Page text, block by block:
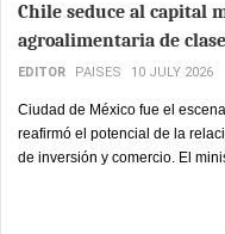
Chile seduce al capital
agroalimentaria de
EDITOR PAISES 10 JULY 2026
Ciudad de México fue el
reafirmó el potencial de la
de inversión y comercio. El